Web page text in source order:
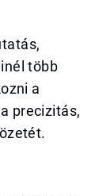
több
a
precizitás,